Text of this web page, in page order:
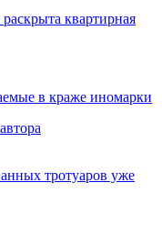
квартирная
в краже иномарки
тротуаров уже